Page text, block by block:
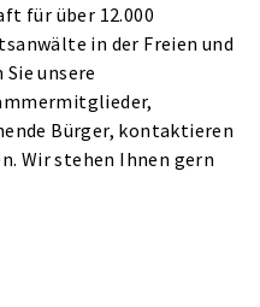
für über 12.000
in der Freien und
unsere
Bürger, kontaktieren
Wir stehen Ihnen gern